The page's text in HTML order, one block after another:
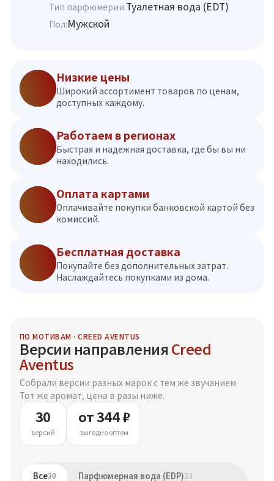
Тип парфюмерии:Туалетная вода (EDT)
Пол:Мужской
Низкие цены
Широкий ассортимент товаров по ценам,
доступных каждому.
Работаем в регионах
Быстрая и надежная доставка, где бы вы ни
находились.
Оплата картами
Оплачивайте покупки банковской картой без
комиссий.
Бесплатная доставка
Покупайте без дополнительных затрат.
Наслаждайтесь покупками из дома.
ПО МОТИВАМ · CREED AVENTUS
Версии направления Creed
Aventus
Собрали версии разных марок с тем же звучанием.
Тот же аромат, цена в разы ниже.
30
версий
от 344 ₽
выгодно оптом
Все30 Парфюмерная вода (EDP)23